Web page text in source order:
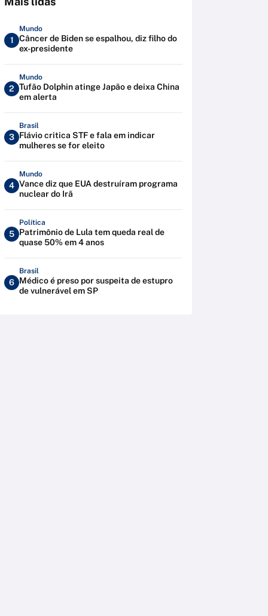
1
Mundo
Câncer de Biden se espalhou, diz filho do
ex-presidente
2
Mundo
Tufão Dolphin atinge Japão e deixa China
em alerta
3
Brasil
Flávio critica STF e fala em indicar
mulheres se for eleito
4
Mundo
Vance diz que EUA destruíram programa
nuclear do Irã
5
Política
Patrimônio de Lula tem queda real de
quase 50% em 4 anos
6
Brasil
Médico é preso por suspeita de estupro
de vulnerável em SP